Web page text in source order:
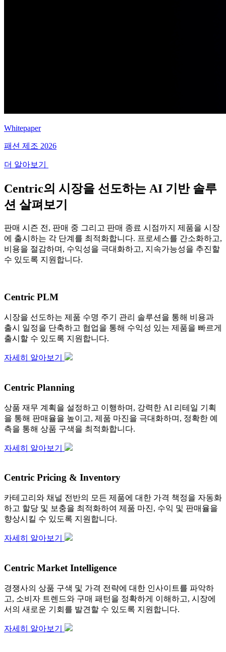
Whitepaper
패션 제조 2026
더 알아보기
Centric의 시장을 선도하는 AI 기반 솔루
션 살펴보기
판매 시즌 전, 판매 중 그리고 판매 종료 시점까지 제품을 시장
에 출시하는 각 단계를 최적화합니다. 프로세스를 간소화하고,
비용을 절감하며, 수익성을 극대화하고, 지속가능성을 추진할
수 있도록 지원합니다.
Centric PLM
시장을 선도하는 제품 수명 주기 관리 솔루션을 통해 비용과
출시 일정을 단축하고 협업을 통해 수익성 있는 제품을 빠르게
출시할 수 있도록 지원합니다.
자세히 알아보기
Centric Planning
상품 재무 계획을 설정하고 이행하며, 강력한 AI 리테일 기획
을 통해 판매율을 높이고, 제품 마진을 극대화하며, 정확한 예
측을 통해 상품 구색을 최적화합니다.
자세히 알아보기
Centric Pricing & Inventory
카테고리와 채널 전반의 모든 제품에 대한 가격 책정을 자동화
하고 할당 및 보충을 최적화하여 제품 마진, 수익 및 판매율을
향상시킬 수 있도록 지원합니다.
자세히 알아보기
Centric Market Intelligence
경쟁사의 상품 구색 및 가격 전략에 대한 인사이트를 파악하
고, 소비자 트렌드와 구매 패턴을 정확하게 이해하고, 시장에
서의 새로운 기회를 발견할 수 있도록 지원합니다.
자세히 알아보기